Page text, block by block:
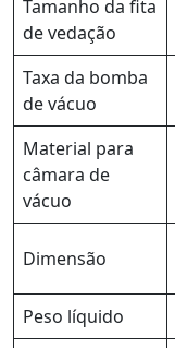
Tamanho da fita
de vedação
Taxa da bomba
de vácuo
Material para
câmara de
vácuo
Dimensão
Peso líquido